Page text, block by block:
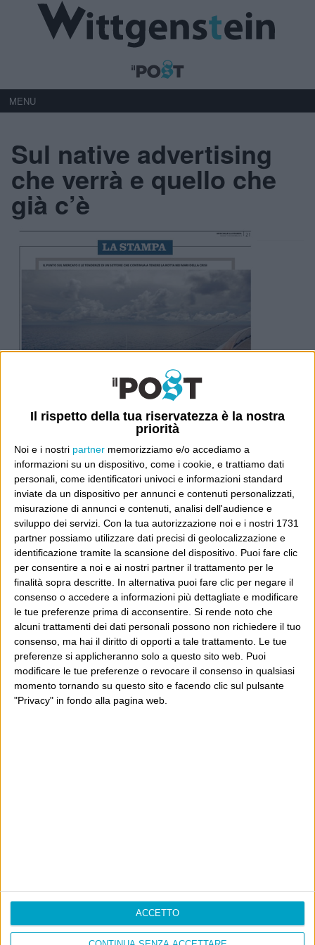
Il rispetto della tua riservatezza è la nostra
priorità
Noi e i nostri partner memorizziamo e/o accediamo a
informazioni su un dispositivo, come i cookie, e trattiamo dati
personali, come identificatori univoci e informazioni standard
inviate da un dispositivo per annunci e contenuti personalizzati,
misurazione di annunci e contenuti, analisi dell'audience e
sviluppo dei servizi. Con la tua autorizzazione noi e i nostri 1731
partner possiamo utilizzare dati precisi di geolocalizzazione e
identificazione tramite la scansione del dispositivo. Puoi fare clic
per consentire a noi e ai nostri partner il trattamento per le
finalità sopra descritte. In alternativa puoi fare clic per negare il
consenso o accedere a informazioni più dettagliate e modificare
le tue preferenze prima di acconsentire. Si rende noto che
alcuni trattamenti dei dati personali possono non richiedere il tuo
consenso, ma hai il diritto di opporti a tale trattamento. Le tue
preferenze si applicheranno solo a questo sito web. Puoi
modificare le tue preferenze o revocare il consenso in qualsiasi
momento tornando su questo sito e facendo clic sul pulsante
"Privacy" in fondo alla pagina web.
ACCETTO
MENU
Sul native advertising
che verrà e quello che
già c’è
Ultimi articoli
La sinistra de coccio
Don’t feed the trolls
A chi pensi, quando senti dire “patrimoniale”?
Con due pistole caricate a salve e un canestro di parole
Cookie